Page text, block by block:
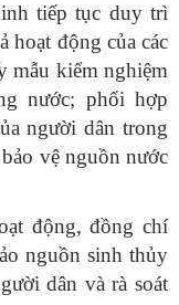
tiếp tục duy trì
hoạt động của các
mẫu kiểm nghiệm
nước; phối hợp
người dân trong
vệ nguồn nước
động, đồng chí
nguồn sinh thủy
dân và rà soát